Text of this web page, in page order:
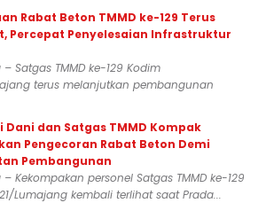
Rabat Beton TMMD ke-129 Terus
Percepat Penyelesaian Infrastruktur
Satgas TMMD ke-129 Kodim
terus melanjutkan pembangunan
Dani dan Satgas TMMD Kompak
Pengecoran Rabat Beton Demi
Pembangunan
Kekompakan personel Satgas TMMD ke-129
Lumajang kembali terlihat saat Prada...